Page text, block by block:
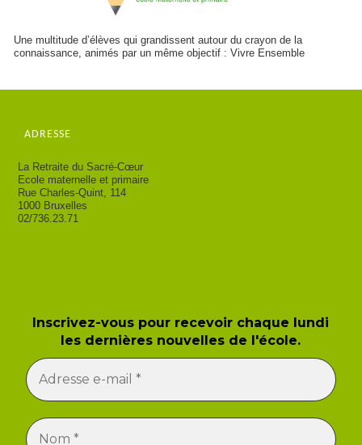
Une multitude d’élèves qui grandissent autour du crayon de la
connaissance, animés par un même objectif : Vivre Ensemble
ADRESSE
La Retraite du Sacré-Cœur
Ecole maternelle et primaire
Rue Charles-Quint, 114
1000 Bruxelles
02/736.23.71
Inscrivez-vous pour recevoir chaque lundi
les dernières nouvelles de l'école.